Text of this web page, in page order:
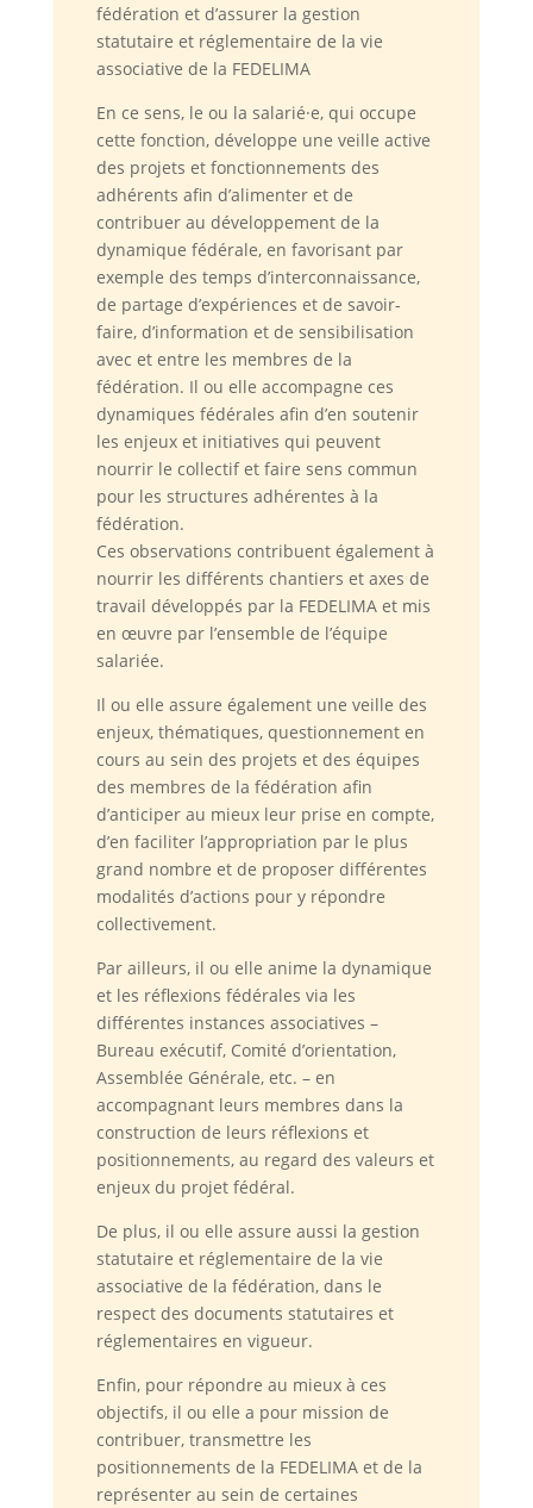
fédération et d’assurer la gestion
statutaire et réglementaire de la vie
associative de la FEDELIMA
En ce sens, le ou la salarié·e, qui occupe
cette fonction, développe une veille active
des projets et fonctionnements des
adhérents afin d’alimenter et de
contribuer au développement de la
dynamique fédérale, en favorisant par
exemple des temps d’interconnaissance,
de partage d’expériences et de savoir-
faire, d’information et de sensibilisation
avec et entre les membres de la
fédération. Il ou elle accompagne ces
dynamiques fédérales afin d’en soutenir
les enjeux et initiatives qui peuvent
nourrir le collectif et faire sens commun
pour les structures adhérentes à la
fédération.
Ces observations contribuent également à
nourrir les différents chantiers et axes de
travail développés par la FEDELIMA et mis
en œuvre par l’ensemble de l’équipe
salariée.
Il ou elle assure également une veille des
enjeux, thématiques, questionnement en
cours au sein des projets et des équipes
des membres de la fédération afin
d’anticiper au mieux leur prise en compte,
d’en faciliter l’appropriation par le plus
grand nombre et de proposer différentes
modalités d’actions pour y répondre
collectivement.
Par ailleurs, il ou elle anime la dynamique
et les réflexions fédérales via les
différentes instances associatives –
Bureau exécutif, Comité d’orientation,
Assemblée Générale, etc. – en
accompagnant leurs membres dans la
construction de leurs réflexions et
positionnements, au regard des valeurs et
enjeux du projet fédéral.
De plus, il ou elle assure aussi la gestion
statutaire et réglementaire de la vie
associative de la fédération, dans le
respect des documents statutaires et
réglementaires en vigueur.
Enfin, pour répondre au mieux à ces
objectifs, il ou elle a pour mission de
contribuer, transmettre les
positionnements de la FEDELIMA et de la
représenter au sein de certaines